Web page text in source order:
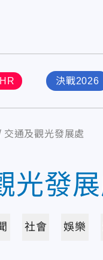
決戰2026
交通及觀光發展處
光發
社會 娛樂